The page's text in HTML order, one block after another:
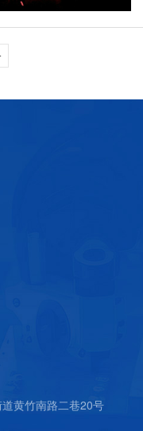
黄竹南路二巷20号